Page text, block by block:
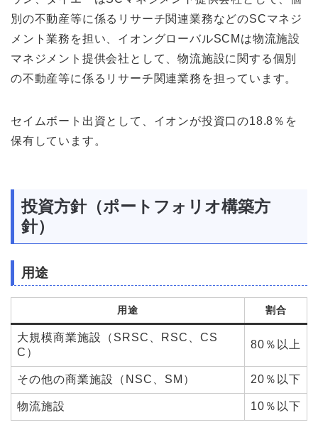
別の不動産等に係るリサーチ関連業務などのSCマネジ
メント業務を担い、イオングローバルSCMは物流施設
マネジメント提供会社として、物流施設に関する個別
の不動産等に係るリサーチ関連業務を担っています。
セイムボート出資として、イオンが投資口の18.8％を
保有しています。
投資方針（ポートフォリオ構築方
針）
用途
用途 割合
大規模商業施設（SRSC、RSC、CS
C）
80％以上
その他の商業施設（NSC、SM） 20％以下
物流施設 10％以下